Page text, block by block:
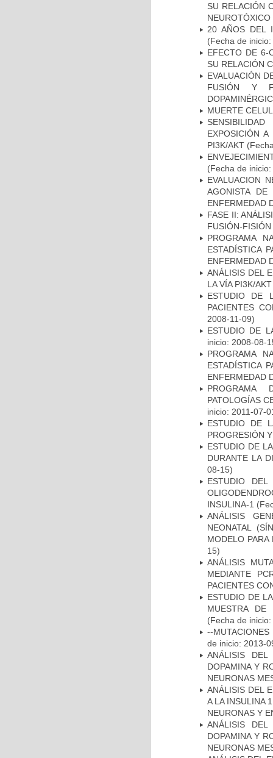
SU RELACIÓN
NEUROTÓXICO
20 AÑOS DEL
(Fecha de
EFECTO DE 6-
SU RELACIÓN
EVALUACIÓN
FUSIÓN Y
MUERTE
EXPOSICIÓN
PI3K/AKT
(Fecha de
EVALUACION
AGONISTA
ENFERMEDAD
FASE II:
FUSIÓN-
PROGRAMA
ESTADÍSTICA
ENFERMEDAD
ANÁLISIS DEL
LA VÍA PI3K/
ESTUDIO DE
PACIENTES
2008-11-09)
ESTUDIO DE
inicio: 2008-08-
PROGRAMA
ESTADÍSTICA
ENFERMEDAD
PROGRAMA
PATOLOGÍAS
inicio: 2011-07-
ESTUDIO DE
PROGRESIÓN
ESTUDIO DE
DURANTE LA
08-15)
ESTUDIO
INSULINA-1
ANÁLISIS
NEONATAL
MODELO
15)
ANÁLISIS
MEDIANTE
PACIENTES
ESTUDIO DE
MUESTRA DE
(Fecha de
--
de inicio: 2013-
ANÁLISIS
DOPAMINA Y
NEURONAS
ANÁLISIS DEL
A LA INSULINA
NEURONAS Y
ANÁLISIS
DOPAMINA Y
NEURONAS